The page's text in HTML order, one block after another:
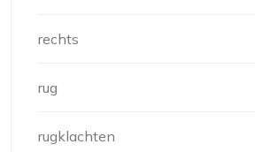
rechts
rug
rugklachten